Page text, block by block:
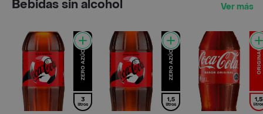
Bebidas sin alcohol Ver más